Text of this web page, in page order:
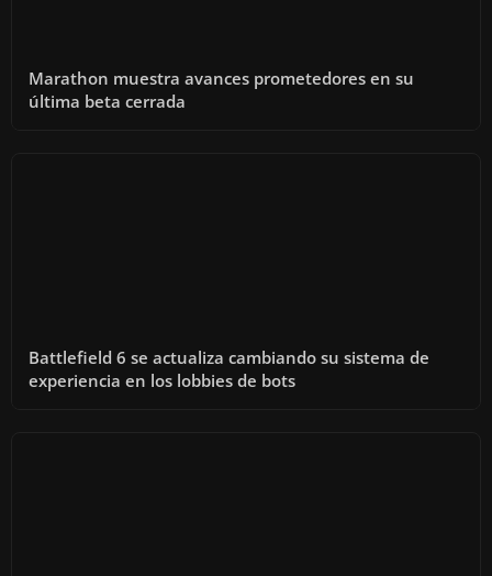
Marathon muestra avances prometedores en su
última beta cerrada
Battlefield 6 se actualiza cambiando su sistema de
experiencia en los lobbies de bots